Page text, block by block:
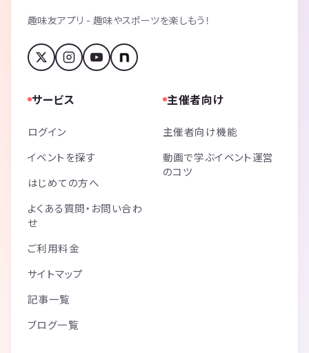
趣味友アプリ - 趣味やスポーツを楽しもう！
サービス
ログイン
イベントを探す
はじめての方へ
よくある質問・お問い合わ
せ
ご利用料金
サイトマップ
記事一覧
ブログ一覧
主催者向け
主催者向け機能
動画で学ぶイベント運営
のコツ